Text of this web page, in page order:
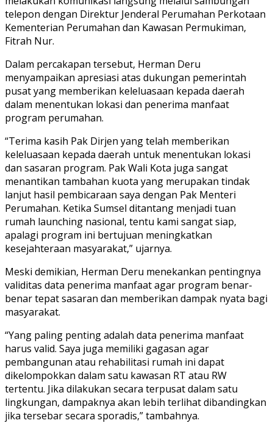
telepon dengan Direktur Jenderal Perumahan Perkotaan
Kementerian Perumahan dan Kawasan Permukiman,
Fitrah Nur.
Dalam percakapan tersebut, Herman Deru
menyampaikan apresiasi atas dukungan pemerintah
pusat yang memberikan keleluasaan kepada daerah
dalam menentukan lokasi dan penerima manfaat
program perumahan.
“Terima kasih Pak Dirjen yang telah memberikan
keleluasaan kepada daerah untuk menentukan lokasi
dan sasaran program. Pak Wali Kota juga sangat
menantikan tambahan kuota yang merupakan tindak
lanjut hasil pembicaraan saya dengan Pak Menteri
Perumahan. Ketika Sumsel ditantang menjadi tuan
rumah launching nasional, tentu kami sangat siap,
apalagi program ini bertujuan meningkatkan
kesejahteraan masyarakat,” ujarnya.
Meski demikian, Herman Deru menekankan pentingnya
validitas data penerima manfaat agar program benar-
benar tepat sasaran dan memberikan dampak nyata bagi
masyarakat.
“Yang paling penting adalah data penerima manfaat
harus valid. Saya juga memiliki gagasan agar
pembangunan atau rehabilitasi rumah ini dapat
dikelompokkan dalam satu kawasan RT atau RW
tertentu. Jika dilakukan secara terpusat dalam satu
lingkungan, dampaknya akan lebih terlihat dibandingkan
jika tersebar secara sporadis,” tambahnya.